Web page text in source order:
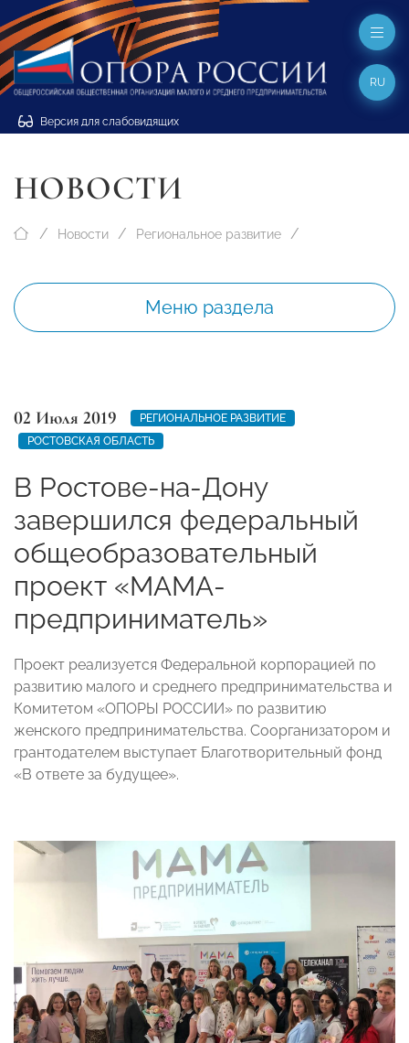
Версия для слабовидящих
RU
НОВОСТИ
Новости Региональное развитие
Меню раздела
02 Июля 2019
РЕГИОНАЛЬНОЕ РАЗВИТИЕ
РОСТОВСКАЯ ОБЛАСТЬ
В Ростове-на-Дону
завершился федеральный
общеобразовательный
проект «МАМА-
предприниматель»
Проект реализуется Федеральной корпорацией по
развитию малого и среднего предпринимательства и
Комитетом «ОПОРЫ РОССИИ» по развитию
женского предпринимательства. Соорганизатором и
грантодателем выступает Благотворительный фонд
«В ответе за будущее».